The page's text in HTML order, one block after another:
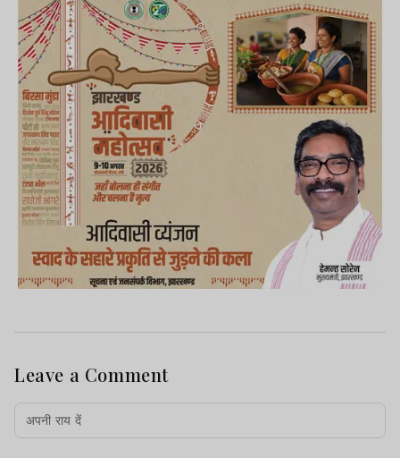
Leave a Comment